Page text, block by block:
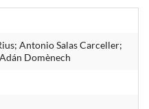
Antonio Salas Carceller;
Domènech